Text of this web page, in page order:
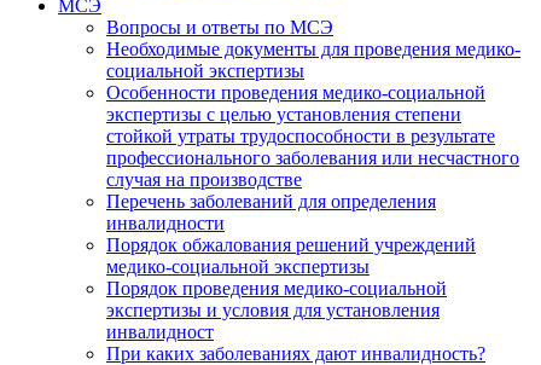
МСЭ
Вопросы и ответы по МСЭ
Необходимые документы для проведения медико-
социальной экспертизы
Особенности проведения медико-социальной
экспертизы с целью установления степени
стойкой утраты трудоспособности в результате
профессионального заболевания или несчастного
случая на производстве
Перечень заболеваний для определения
инвалидности
Порядок обжалования решений учреждений
медико-социальной экспертизы
Порядок проведения медико-социальной
экспертизы и условия для установления
инвалидност
При каких заболеваниях дают инвалидность?